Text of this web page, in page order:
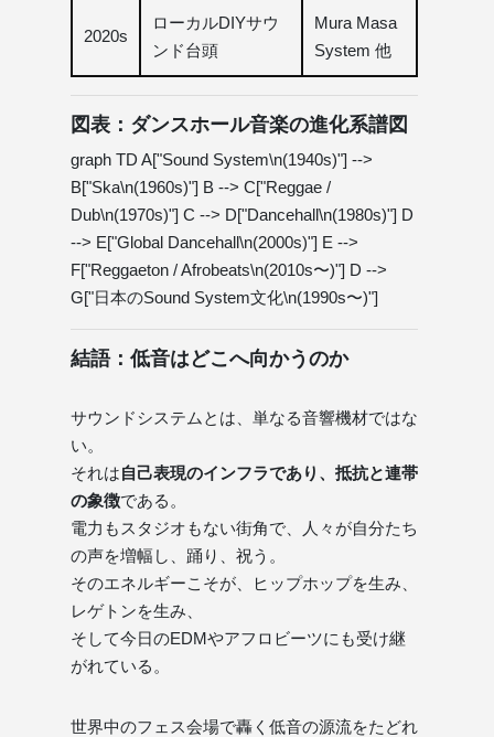
2020s
ローカルDIYサウ
ンド台頭
Mura Masa
System 他
図表：ダンスホール音楽の進化系譜図
graph TD A["Sound System\n(1940s)"] -->
B["Ska\n(1960s)"] B --> C["Reggae /
Dub\n(1970s)"] C --> D["Dancehall\n(1980s)"] D
--> E["Global Dancehall\n(2000s)"] E -->
F["Reggaeton / Afrobeats\n(2010s〜)"] D -->
G["日本のSound System文化\n(1990s〜)"]
結語：低音はどこへ向かうのか
サウンドシステムとは、単なる音響機材ではな
い。
それは自己表現のインフラであり、抵抗と連帯
の象徴である。
電力もスタジオもない街角で、人々が自分たち
の声を増幅し、踊り、祝う。
そのエネルギーこそが、ヒップホップを生み、
レゲトンを生み、
そして今日のEDMやアフロビーツにも受け継
がれている。
世界中のフェス会場で轟く低音の源流をたどれ